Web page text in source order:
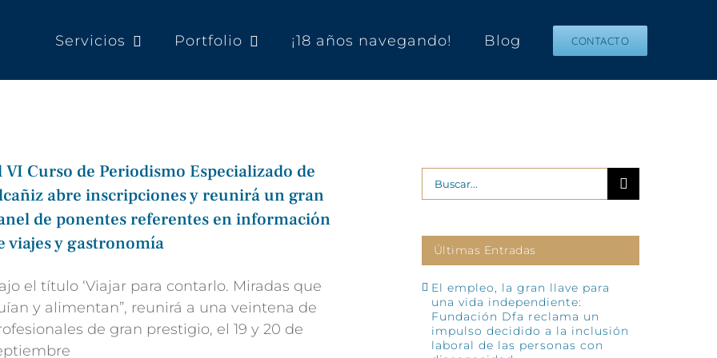
Servicios Portfolio ¡18 años navegando! Blog CONTACTO
VI Curso de Periodismo Especializado de
abre inscripciones y reunirá un gran
de ponentes referentes en información
viajes y gastronomía
el título ‘Viajar para contarlo. Miradas que
y alimentan”, reunirá a una veintena de
de gran prestigio, el 19 y 20 de
Buscar:
Últimas Entradas
El empleo, la gran llave para
una vida independiente:
Fundación Dfa reclama un
impulso decidido a la inclusión
laboral de las personas con